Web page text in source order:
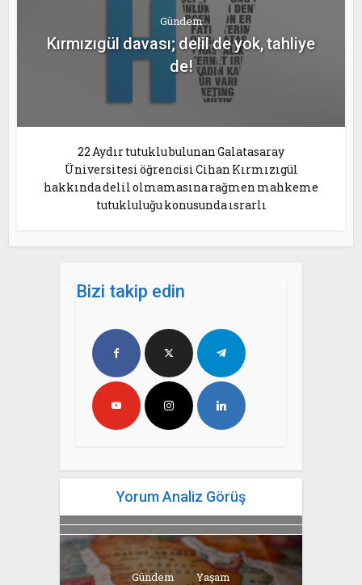
Gündem
Kırmızıgül davası; delil de yok, tahliye
de!
22 Aydır tutuklu bulunan Galatasaray
Üniversitesi öğrencisi Cihan Kırmızıgül
hakkında delil olmamasına rağmen mahkeme
tutukluluğu konusunda ısrarlı
Bizi takip edin
Yorum Analiz Görüş
Gündem Yaşam